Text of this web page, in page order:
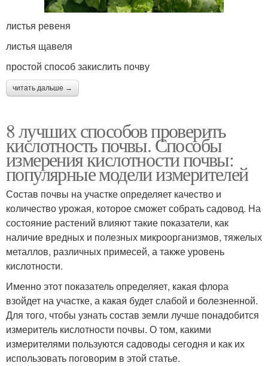
листья ревеня
листья щавеля
простой способ закислить почву
читать дальше →
8 лучших способов проверить
кислотность почвы. Способы
измерения кислотности почвы:
популярные модели измерителей
Состав почвы на участке определяет качество и
количество урожая, которое сможет собрать садовод. На
состояние растений влияют такие показатели, как
наличие вредных и полезных микроорганизмов, тяжелых
металлов, различных примесей, а также уровень
кислотности.
Именно этот показатель определяет, какая флора
взойдет на участке, а какая будет слабой и болезненной.
Для того, чтобы узнать состав земли лучше понадобится
измеритель кислотности почвы. О том, какими
измерителями пользуются садоводы сегодня и как их
использовать поговорим в этой статье.